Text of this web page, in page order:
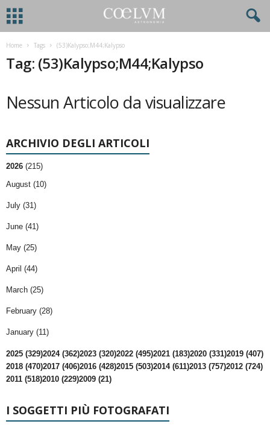
Home Tags (53)Kalypso;M44;Kalypso
Tag: (53)Kalypso;M44;Kalypso
Nessun Articolo da visualizzare
ARCHIVIO DEGLI ARTICOLI
2026 (215)
August (10)
July (31)
June (41)
May (25)
April (44)
March (25)
February (28)
January (11)
2025 (329)2024 (362)2023 (320)2022 (495)2021 (183)2020 (331)2019 (407)
2018 (470)2017 (406)2016 (428)2015 (503)2014 (611)2013 (757)2012 (724)
2011 (518)2010 (229)2009 (21)
I SOGGETTI PIÙ FOTOGRAFATI